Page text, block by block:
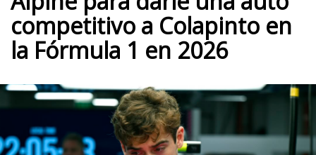
competitivo a Colapinto en
la Fórmula 1 en 2026